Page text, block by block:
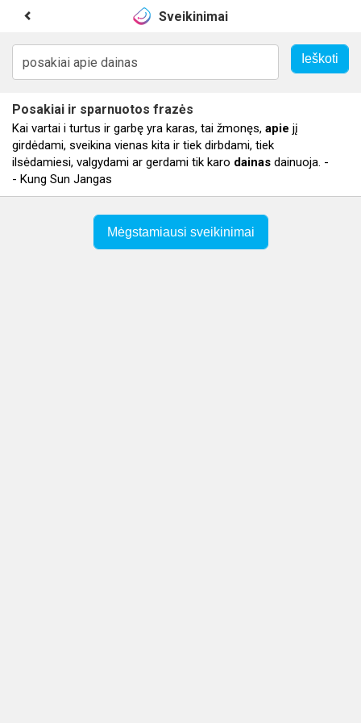
Sveikinimai
Posakiai ir sparnuotos frazės
Kai vartai i turtus ir garbę yra karas, tai žmonęs, apie jį
girdėdami, sveikina vienas kita ir tiek dirbdami, tiek
ilsėdamiesi, valgydami ar gerdami tik karo dainas dainuoja. -
- Kung Sun Jangas
Mėgstamiausi sveikinimai